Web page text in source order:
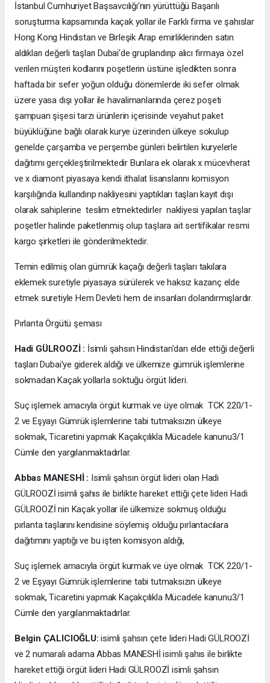
İstanbul Cumhuriyet Başsavcılığı’nın yürüttüğü Başarılı
soruşturma kapsamında kaçak yollar ile Farklı firma ve şahıslar
Hong Kong Hindistan ve Birleşik Arap emirliklerinden satın
aldıkları değerli taşları Dubai'de gruplandırıp alıcı firmaya özel
verilen müşteri kodlarını poşetlerin üstüne işledikten sonra
haftada bir sefer yoğun olduğu dönemlerde iki sefer olmak
üzere yasa dışı yollar ile havalimanlarında çerez poşeti
şampuan şişesi tarzı ürünlerin içerisinde veyahut paket
büyüklüğüne bağlı olarak kurye üzerinden ülkeye sokulup
genelde çarşamba ve perşembe günleri belirtilen kuryelerle
dağıtımı gerçekleştirilmektedir Bunlara ek olarak x mücevherat
ve x diamont piyasaya kendi ithalat lisanslarını komisyon
karşılığında kullandırıp nakliyesini yaptıkları taşları kayıt dışı
olarak sahiplerine teslim etmektedirler nakliyesi yapılan taşlar
poşetler halinde paketlenmiş olup taşlara ait sertifikalar resmi
kargo şirketleri ile gönderilmektedir.
Temin edilmiş olan gümrük kaçağı değerli taşları takılara
eklemek suretiyle piyasaya sürülerek ve haksız kazanç elde
etmek suretiyle Hem Devleti hem de insanları dolandırmışlardır.
Pırlanta Örgütü şeması
Hadi GÜLROOZİ : İsimli şahsın Hindistan'dan elde ettiği değerli
taşları Dubai'ye giderek aldığı ve ülkemize gümrük işlemlerine
sokmadan Kaçak yollarla soktuğu örgüt lideri.
Suç işlemek amacıyla örgüt kurmak ve üye olmak TCK 220/1-
2 ve Eşyayı Gümrük işlemlerine tabi tutmaksızın ülkeye
sokmak, Ticaretini yapmak Kaçakçılıkla Mücadele kanunu3/1
Cümle den yargılanmaktadırlar.
Abbas MANESHİ : Isimli şahsın örgüt lideri olan Hadi
GÜLROOZİ isimli şahıs ile birlikte hareket ettiği çete lideri Hadi
GÜLROOZİ nin Kaçak yollar ile ülkemize sokmuş olduğu
pırlanta taşlarını kendisine söylemiş olduğu pırlantacılara
dağıtımını yaptığı ve bu işten komisyon aldığı,
Suç işlemek amacıyla örgüt kurmak ve üye olmak TCK 220/1-
2 ve Eşyayı Gümrük işlemlerine tabi tutmaksızın ülkeye
sokmak, Ticaretini yapmak Kaçakçılıkla Mücadele kanunu3/1
Cümle den yargılanmaktadırlar.
Belgin ÇALICIOĞLU: isimli şahsın çete lideri Hadi GÜLROOZİ
ve 2 numaralı adama Abbas MANESHİ isimli şahıs ile birlikte
hareket ettiği örgüt lideri Hadi GÜLROOZİ isimli şahsın